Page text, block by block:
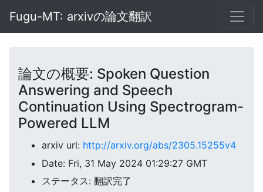
Fugu-MT: arxivの論文翻訳
論文の概要: Spoken Question
Answering and Speech
Continuation Using Spectrogram-
Powered LLM
arxiv url: http://arxiv.org/abs/2305.15255v4
Date: Fri, 31 May 2024 01:29:27 GMT
ステータス: 翻訳完了